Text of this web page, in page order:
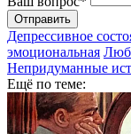
Отправить
Депрессивное
эмоциональная
Непридуманные
Ещё по теме: